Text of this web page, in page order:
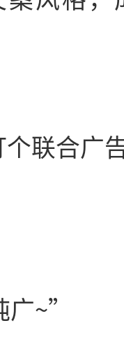
联合广
~”